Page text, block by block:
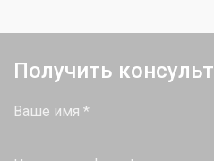
Получить